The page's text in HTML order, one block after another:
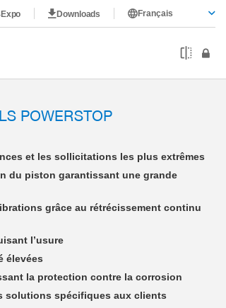
Expo Downloads Français
A
POWERSTOP
et les sollicitations les plus extrêmes
du piston garantissant une grande
grâce au rétrécissement continu
l’usure
élevées
la protection contre la corrosion
solutions spécifiques aux clients